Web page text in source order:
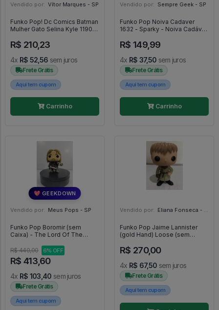
Vendido por: Vítor Marques - SP
Funko Pop! Dc Comics Batman
Mulher Gato Selina Kyle 1190
#1190
R$ 210,23
4x R$ 52,56 sem juros
Frete Grátis
Aqui tem cupom
Carrinho
Vendido por: Sempre Geek - SP
Funko Pop Noiva Cadaver
1632 - Sparky - Noiva Cadáver
R$ 149,99
4x R$ 37,50 sem juros
Frete Grátis
Aqui tem cupom
Carrinho
💖 GEEKDOWN
Vendido por: Meus Pops - SP
Funko Pop Boromir (sem
Caixa) - The Lord Of The
R$ 440,00
6% OFF
R$ 413,60
4x R$ 103,40 sem juros
Frete Grátis
Aqui tem cupom
Vendido por: Eliana Fonseca - SP
Funko Pop Jaime Lannister
(gold Hand) Loose (sem
R$ 270,00
4x R$ 67,50 sem juros
Frete Grátis
Aqui tem cupom